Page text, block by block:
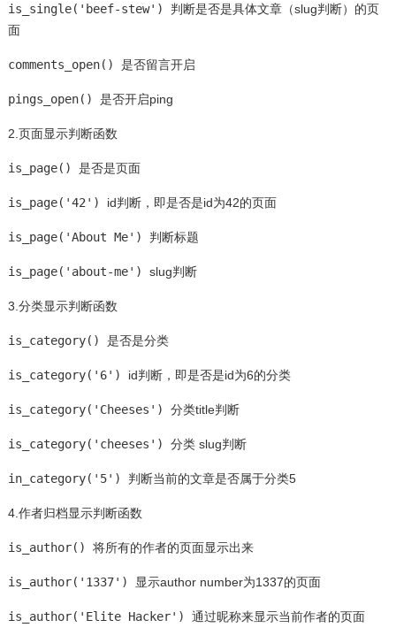
is_single('beef-stew') 判断是否是具体文章（slug判断）的页
面
comments_open() 是否留言开启
pings_open() 是否开启ping
2.页面显示判断函数
is_page() 是否是页面
is_page('42') id判断，即是否是id为42的页面
is_page('About Me') 判断标题
is_page('about-me') slug判断
3.分类显示判断函数
is_category() 是否是分类
is_category('6') id判断，即是否是id为6的分类
is_category('Cheeses') 分类title判断
is_category('cheeses') 分类 slug判断
in_category('5') 判断当前的文章是否属于分类5
4.作者归档显示判断函数
is_author() 将所有的作者的页面显示出来
is_author('1337') 显示author number为1337的页面
is_author('Elite Hacker') 通过昵称来显示当前作者的页面